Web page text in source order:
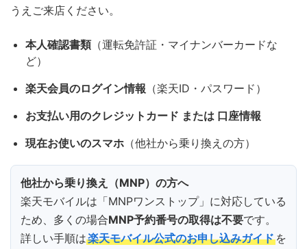
うえご来店ください。
本人確認書類（運転免許証・マイナンバーカードな
ど）
楽天会員のログイン情報 （楽天ID・パスワード）
お支払い用のクレジットカード または 口座情報
現在お使いのスマホ （他社から乗り換えの方）
他社から乗り換え（MNP）の方へ
楽天モバイルは「MNPワンストップ」に対応している
ため、多くの場合MNP予約番号の取得は不要です。
詳しい手順は楽天モバイル公式のお申し込みガイド を